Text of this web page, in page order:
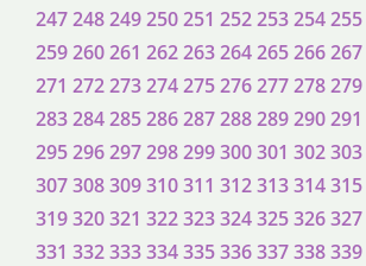
247248249250251 252253254255
259260261 262263264265266267
271 272273274275276277278279
283284285286287288289290291
295296297298299300301 302303
307308309310311 312313314315
319320321 322323324325326327
331 332333334335336337338339